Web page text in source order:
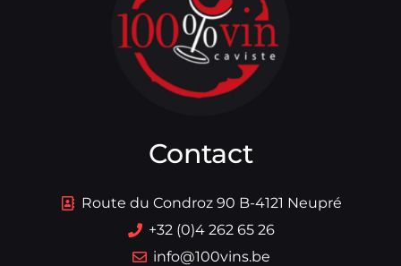
Contact
Route du Condroz 90 B-4121 Neupré
+32 (0)4 262 65 26
info@100vins.be